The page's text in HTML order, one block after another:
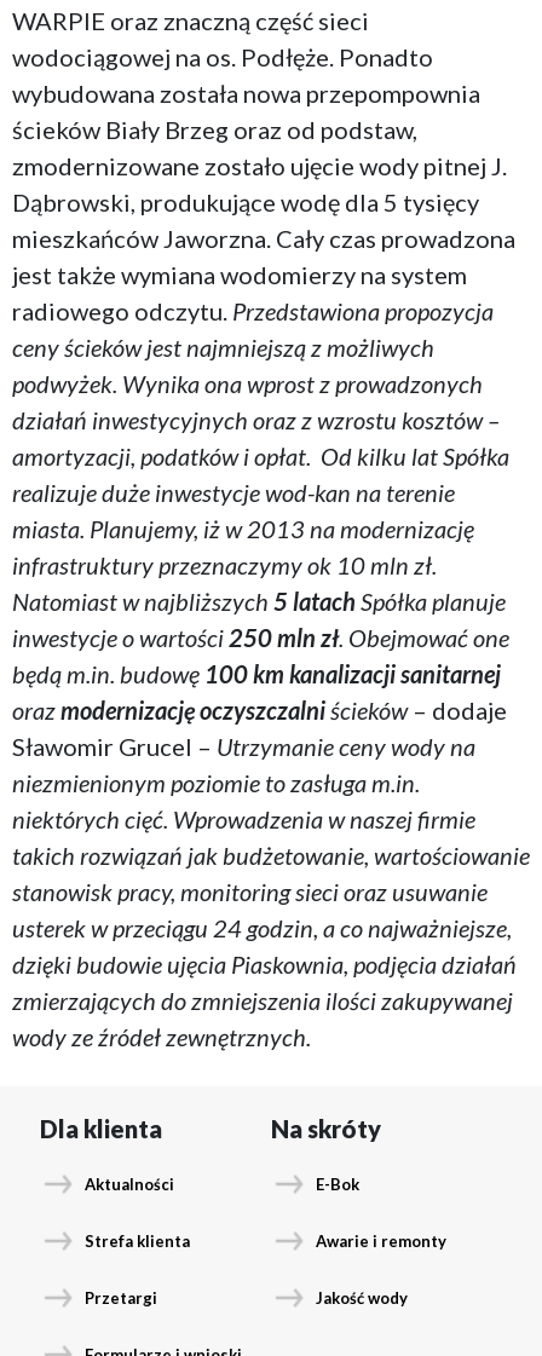
WARPIE oraz znaczną część sieci
wodociągowej na os. Podłęże. Ponadto
wybudowana została nowa przepompownia
ścieków Biały Brzeg oraz od podstaw,
zmodernizowane zostało ujęcie wody pitnej J.
Dąbrowski, produkujące wodę dla 5 tysięcy
mieszkańców Jaworzna. Cały czas prowadzona
jest także wymiana wodomierzy na system
radiowego odczytu. Przedstawiona propozycja
ceny ścieków jest najmniejszą z możliwych
podwyżek. Wynika ona wprost z prowadzonych
działań inwestycyjnych oraz z wzrostu kosztów –
amortyzacji, podatków i opłat. Od kilku lat Spółka
realizuje duże inwestycje wod-kan na terenie
miasta. Planujemy, iż w 2013 na modernizację
infrastruktury przeznaczymy ok 10 mln zł.
Natomiast w najbliższych 5 latach Spółka planuje
inwestycje o wartości250 mln zł. Obejmować one
będą m.in. budowę 100 km kanalizacji sanitarnej
orazmodernizację oczyszczalniścieków– dodaje
Sławomir Grucel – Utrzymanie ceny wody na
niezmienionym poziomie to zasługa m.in.
niektórych cięć. Wprowadzenia w naszej firmie
takich rozwiązań jak budżetowanie, wartościowanie
stanowisk pracy, monitoring sieci oraz usuwanie
usterek w przeciągu 24 godzin, a co najważniejsze,
dzięki budowie ujęcia Piaskownia, podjęcia działań
zmierzających do zmniejszenia ilości zakupywanej
wody ze źródeł zewnętrznych.
Dla klienta
Aktualności
Strefa klienta
Przetargi
Na skróty
E-Bok
Awarie i remonty
Jakość wody